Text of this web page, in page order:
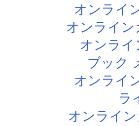
オンライ
オンライ
オンラ
ブック
オンライ
ラ
オンライ